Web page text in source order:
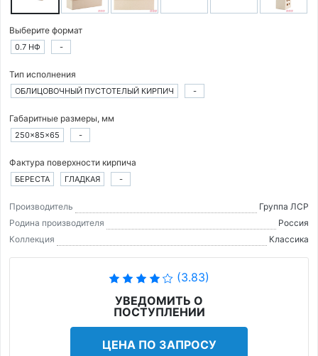
Выберите формат
0.7 НФ -
Тип исполнения
ОБЛИЦОВОЧНЫЙ ПУСТОТЕЛЫЙ КИРПИЧ -
Габаритные размеры, мм
250×85×65 -
Фактура поверхности кирпича
БЕРЕСТА ГЛАДКАЯ -
Производитель
Группа ЛСР
Родина производителя
Россия
Коллекция
Классика
(3.83)
УВЕДОМИТЬ О
ПОСТУПЛЕНИИ
ЦЕНА ПО ЗАПРОСУ